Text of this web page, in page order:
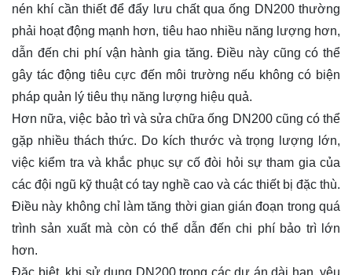
nén khí cần thiết để đẩy lưu chất qua ống DN200 thường
phải hoạt động mạnh hơn, tiêu hao nhiều năng lượng hơn,
dẫn đến chi phí vận hành gia tăng. Điều này cũng có thể
gây tác động tiêu cực đến môi trường nếu không có biện
pháp quản lý tiêu thụ năng lượng hiệu quả.
Hơn nữa, việc bảo trì và sửa chữa ống DN200 cũng có thể
gặp nhiều thách thức. Do kích thước và trọng lượng lớn,
việc kiểm tra và khắc phục sự cố đòi hỏi sự tham gia của
các đội ngũ kỹ thuật có tay nghề cao và các thiết bị đặc thù.
Điều này không chỉ làm tăng thời gian gián đoạn trong quá
trình sản xuất mà còn có thể dẫn đến chi phí bảo trì lớn
hơn.